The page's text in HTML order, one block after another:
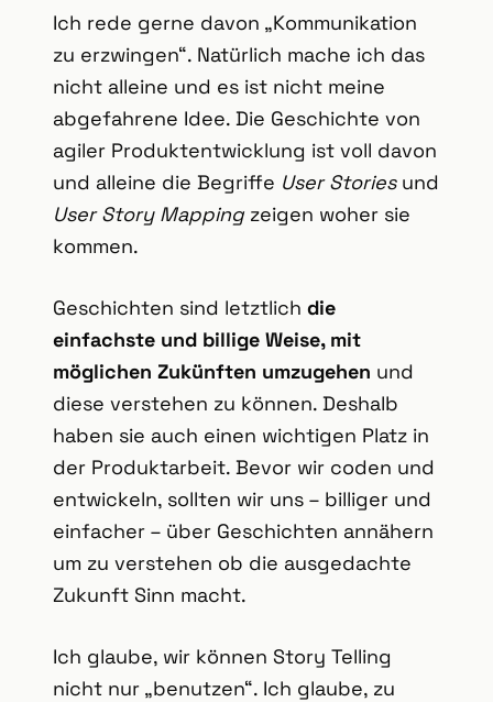
Ich rede gerne davon „Kommunikation
zu erzwingen“. Natürlich mache ich das
nicht alleine und es ist nicht meine
abgefahrene Idee. Die Geschichte von
agiler Produktentwicklung ist voll davon
und alleine die Begriffe User Storiesund
User Story Mappingzeigen woher sie
kommen.
Geschichten sind letztlich die
einfachste und billige Weise, mit
möglichen Zukünften umzugehen und
diese verstehen zu können. Deshalb
haben sie auch einen wichtigen Platz in
der Produktarbeit. Bevor wir coden und
entwickeln, sollten wir uns – billiger und
einfacher – über Geschichten annähern
um zu verstehen ob die ausgedachte
Zukunft Sinn macht.
Ich glaube, wir können Story Telling
nicht nur „benutzen“. Ich glaube, zu